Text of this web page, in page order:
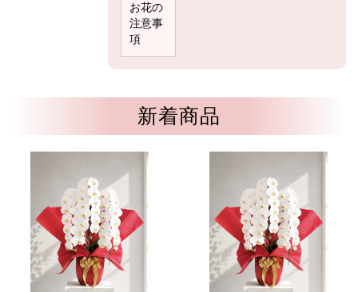
お花の
注意事
項
新着商品